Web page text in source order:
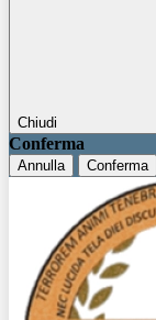
Chiudi
Conferma
Annulla Conferma